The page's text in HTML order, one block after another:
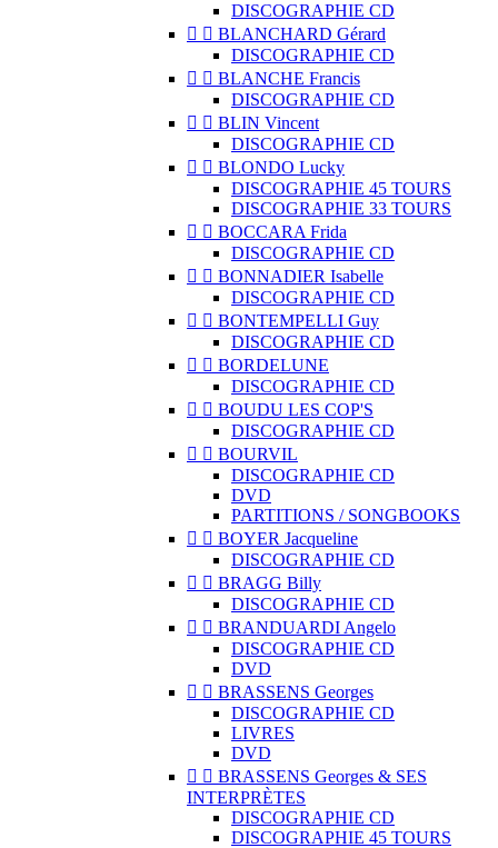
DISCOGRAPHIE CD
  BLANCHARD Gérard
DISCOGRAPHIE CD
  BLANCHE Francis
DISCOGRAPHIE CD
  BLIN Vincent
DISCOGRAPHIE CD
  BLONDO Lucky
DISCOGRAPHIE 45 TOURS
DISCOGRAPHIE 33 TOURS
  BOCCARA Frida
DISCOGRAPHIE CD
  BONNADIER Isabelle
DISCOGRAPHIE CD
  BONTEMPELLI Guy
DISCOGRAPHIE CD
  BORDELUNE
DISCOGRAPHIE CD
  BOUDU LES COP'S
DISCOGRAPHIE CD
  BOURVIL
DISCOGRAPHIE CD
DVD
PARTITIONS / SONGBOOKS
  BOYER Jacqueline
DISCOGRAPHIE CD
  BRAGG Billy
DISCOGRAPHIE CD
  BRANDUARDI Angelo
DISCOGRAPHIE CD
DVD
  BRASSENS Georges
DISCOGRAPHIE CD
LIVRES
DVD
  BRASSENS Georges & SES
INTERPRÈTES
DISCOGRAPHIE CD
DISCOGRAPHIE 45 TOURS